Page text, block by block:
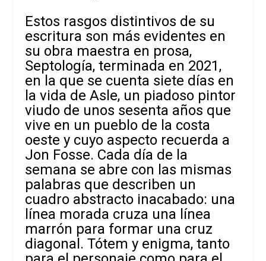
Estos rasgos distintivos de su
escritura son más evidentes en
su obra maestra en prosa,
Septología, terminada en 2021,
en la que se cuenta siete días en
la vida de Asle, un piadoso pintor
viudo de unos sesenta años que
vive en un pueblo de la costa
oeste y cuyo aspecto recuerda a
Jon Fosse. Cada día de la
semana se abre con las mismas
palabras que describen un
cuadro abstracto inacabado: una
línea morada cruza una línea
marrón para formar una cruz
diagonal. Tótem y enigma, tanto